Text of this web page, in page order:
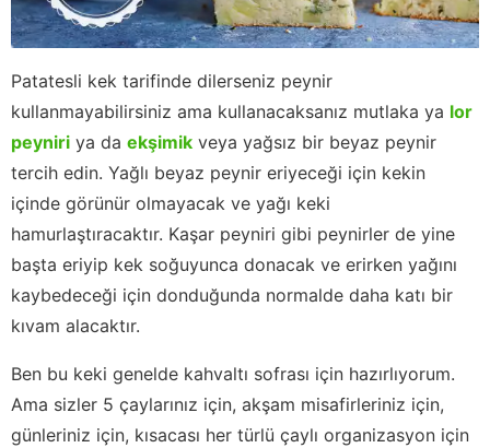
Patatesli kek tarifinde dilerseniz peynir
kullanmayabilirsiniz ama kullanacaksanız mutlaka ya lor
peyniri ya da ekşimik veya yağsız bir beyaz peynir
tercih edin. Yağlı beyaz peynir eriyeceği için kekin
içinde görünür olmayacak ve yağı keki
hamurlaştıracaktır. Kaşar peyniri gibi peynirler de yine
başta eriyip kek soğuyunca donacak ve erirken yağını
kaybedeceği için donduğunda normalde daha katı bir
kıvam alacaktır.
Ben bu keki genelde kahvaltı sofrası için hazırlıyorum.
Ama sizler 5 çaylarınız için, akşam misafirleriniz için,
günleriniz için, kısacası her türlü çaylı organizasyon için